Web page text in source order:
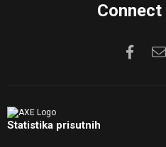
Statistika prisutnih